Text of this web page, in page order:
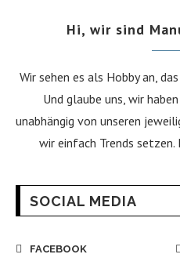
Hi, wir sind
Wir sehen es als Hobby an,
Und glaube uns, wir
unabhängig von unseren
wir einfach Trends
SOCIAL MEDIA
FACEBOOK